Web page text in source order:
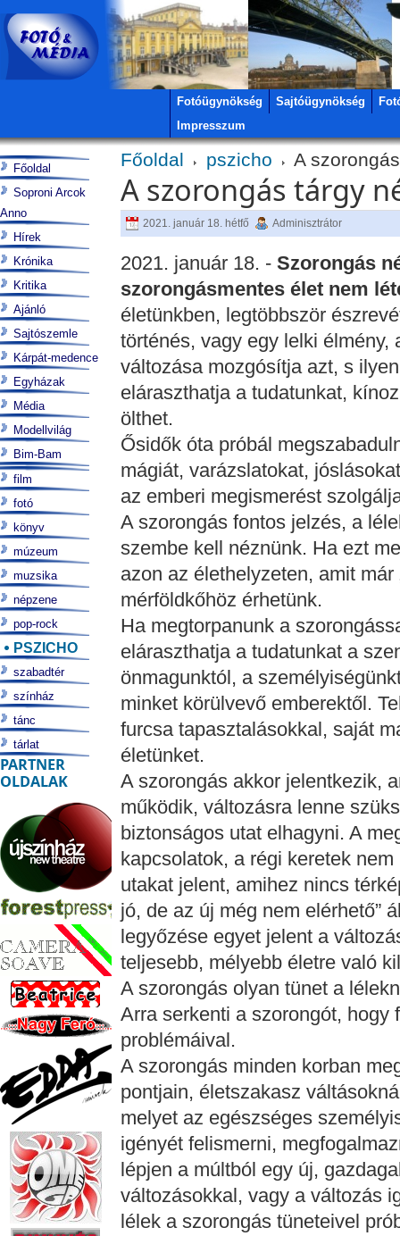
Fotóügynökség Sajtóügynökség
Impresszum
Főoldal pszicho A
A szorongás tárgy
2021. január 18. hétfő Adminisztrátor
2021. január 18. - Szorongás
szorongásmentes élet nem
életünkben, legtöbbször
történés, vagy egy lelki
változása mozgósítja azt, s
eláraszthatja a tudatunkat,
ölthet.
Ősidők óta próbál
mágiát, varázslatokat,
az emberi megismerést
A szorongás fontos jelzés, a
szembe kell néznünk. Ha ezt
azon az élethelyzeten, amit
mérföldkőhöz érhetünk.
Ha megtorpanunk a
eláraszthatja a tudatunkat a
önmagunktól, a
minket körülvevő emberektől.
furcsa tapasztalásokkal, saját
életünket.
A szorongás akkor jelentkezik,
működik, változásra lenne
biztonságos utat elhagyni. A
kapcsolatok, a régi keretek
utakat jelent, amihez nincs
jó, de az új még nem elérhető”
legyőzése egyet jelent a
teljesebb, mélyebb életre való
A szorongás olyan tünet a
Arra serkenti a szorongót, hogy
problémáival.
A szorongás minden korban
pontjain, életszakasz
melyet az egészséges
igényét felismerni,
lépjen a múltból egy új,
változásokkal, vagy a változás
lélek a szorongás tüneteivel
Főoldal
Soproni Arcok
Anno
Hírek
Krónika
Kritika
Ajánló
Sajtószemle
Kárpát-medence
Egyházak
Média
Modellvilág
Bim-Bam
film
fotó
könyv
múzeum
muzsika
népzene
pop-rock
PSZICHO
szabadtér
színház
tánc
tárlat
PARTNER
OLDALAK